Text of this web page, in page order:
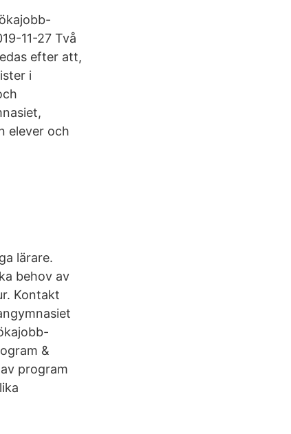
11-27 Två
efter att,
i
elever och
lärare.
behov av
Kontakt
&
program